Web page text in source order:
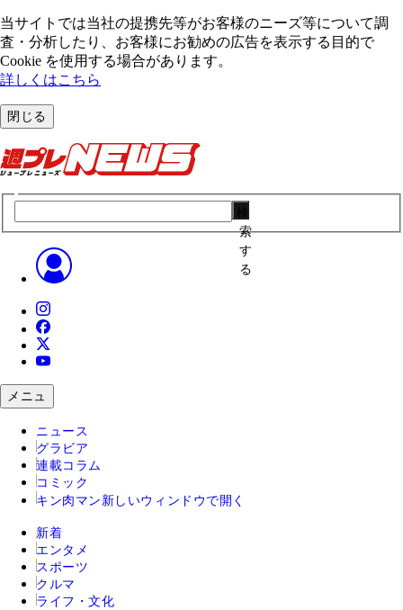
当サイトでは当社の提携先等がお客様のニーズ等について調
査・分析したり、お客様にお勧めの広告を表⽰する⽬的で
Cookie を使⽤する場合があります。
詳しくはこちら
閉じる
索
す
る
メニュ
ニュース
グラビア
連載コラム
コミック
キン肉マン 新しいウィンドウで開く
新着
エンタメ
スポーツ
クルマ
ライフ・文化